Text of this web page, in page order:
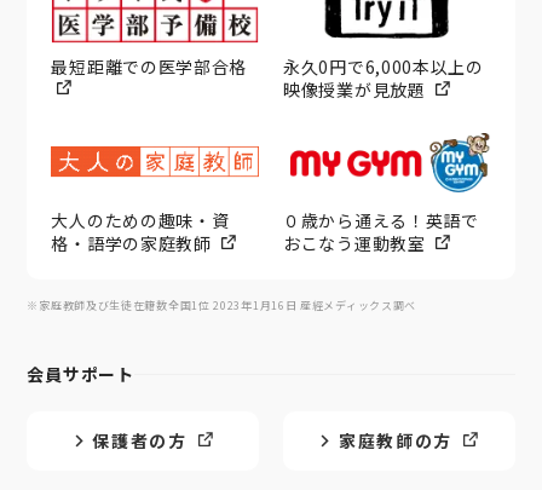
最短距離での医学部合格
永久0円で6,000本以上の
映像授業が見放題
大人のための趣味・資
格・語学の家庭教師
０歳から通える！英語で
おこなう運動教室
※家庭教師及び生徒在籍数全国1位 2023年1月16日 産經メディックス調べ
会員サポート
保護者の方 家庭教師の方